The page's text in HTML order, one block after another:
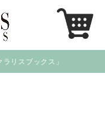
リスブックス」